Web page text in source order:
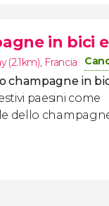
in bici
(2.1km), Francia
champagne in
paesini come
dello